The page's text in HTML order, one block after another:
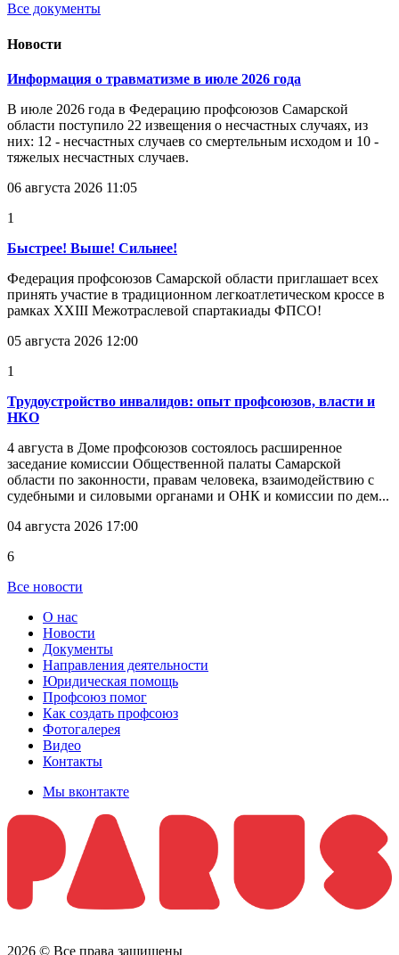
Все документы
Новости
Информация о травматизме в июле 2026 года
В июле 2026 года в Федерацию профсоюзов Самарской
области поступило 22 извещения о несчастных случаях, из
них: 12 - несчастных случаев со смертельным исходом и 10 -
тяжелых несчастных случаев.
06 августа 2026 11:05
1
Быстрее! Выше! Сильнее!
Федерация профсоюзов Самарской области приглашает всех
принять участие в традиционном легкоатлетическом кроссе в
рамках XXIII Межотраслевой спартакиады ФПСО!
05 августа 2026 12:00
1
Трудоустройство инвалидов: опыт профсоюзов, власти и
НКО
4 августа в Доме профсоюзов состоялось расширенное
заседание комиссии Общественной палаты Самарской
области по законности, правам человека, взаимодействию с
судебными и силовыми органами и ОНК и комиссии по дем...
04 августа 2026 17:00
6
Все новости
О нас
Новости
Документы
Направления деятельности
Юридическая помощь
Профсоюз помог
Как создать профсоюз
Фотогалерея
Видео
Контакты
Мы вконтакте
2026 © Все права защищены